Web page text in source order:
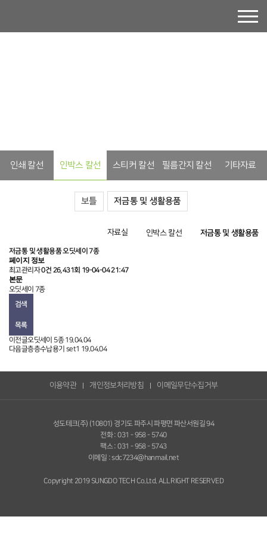
인쇄 칼선 인박스 칼선
보틀 저금통 및 생활용품
스티커 칼선 필름간지 칼선 기타자료
자료실 인박스 칼선 저금통 및 생활용품
저금통 및 생활용품오딧세이 7종
페이지 정보
최고관리자0건 26,431회 19-04-04 21:47
본문
오딧세이 7종
검색
목록
이전글오딧세이 5종 19.04.04
다음글층층수납용기 set1 19.04.04
이용약관 개인정보처리방침 이메일무단수집거부
성도테크(주) (10801) 경기도 파주시 파평면 파산서원길 94
전화 : 031 - 958 - 5740
팩스 : 031 - 958 - 5743
이메일 : sdc7234@hanmail.net
Copyright 2019 SUNGDO TECH Co.Ltd. ALL RIGHT RESERVED